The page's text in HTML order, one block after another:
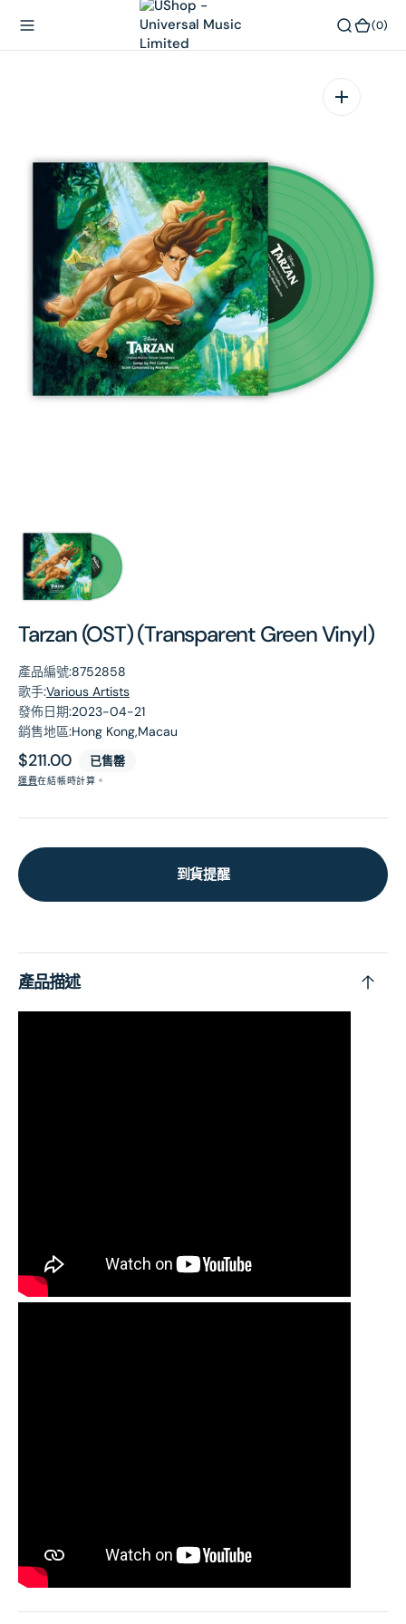
(0)
Tarzan (OST) (Transparent Green Vinyl)
產品編號:8752858
歌手:Various Artists
發佈日期:2023-04-21
銷售地區:Hong Kong,Macau
原
價
$211.00 已售罄
運費在結帳時計算。
到貨提醒
產品描述
在
相
簿
中
開
啟